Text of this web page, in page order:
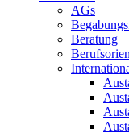
AGs
Beratung